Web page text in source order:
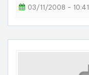
03/11/2008 - 10:41